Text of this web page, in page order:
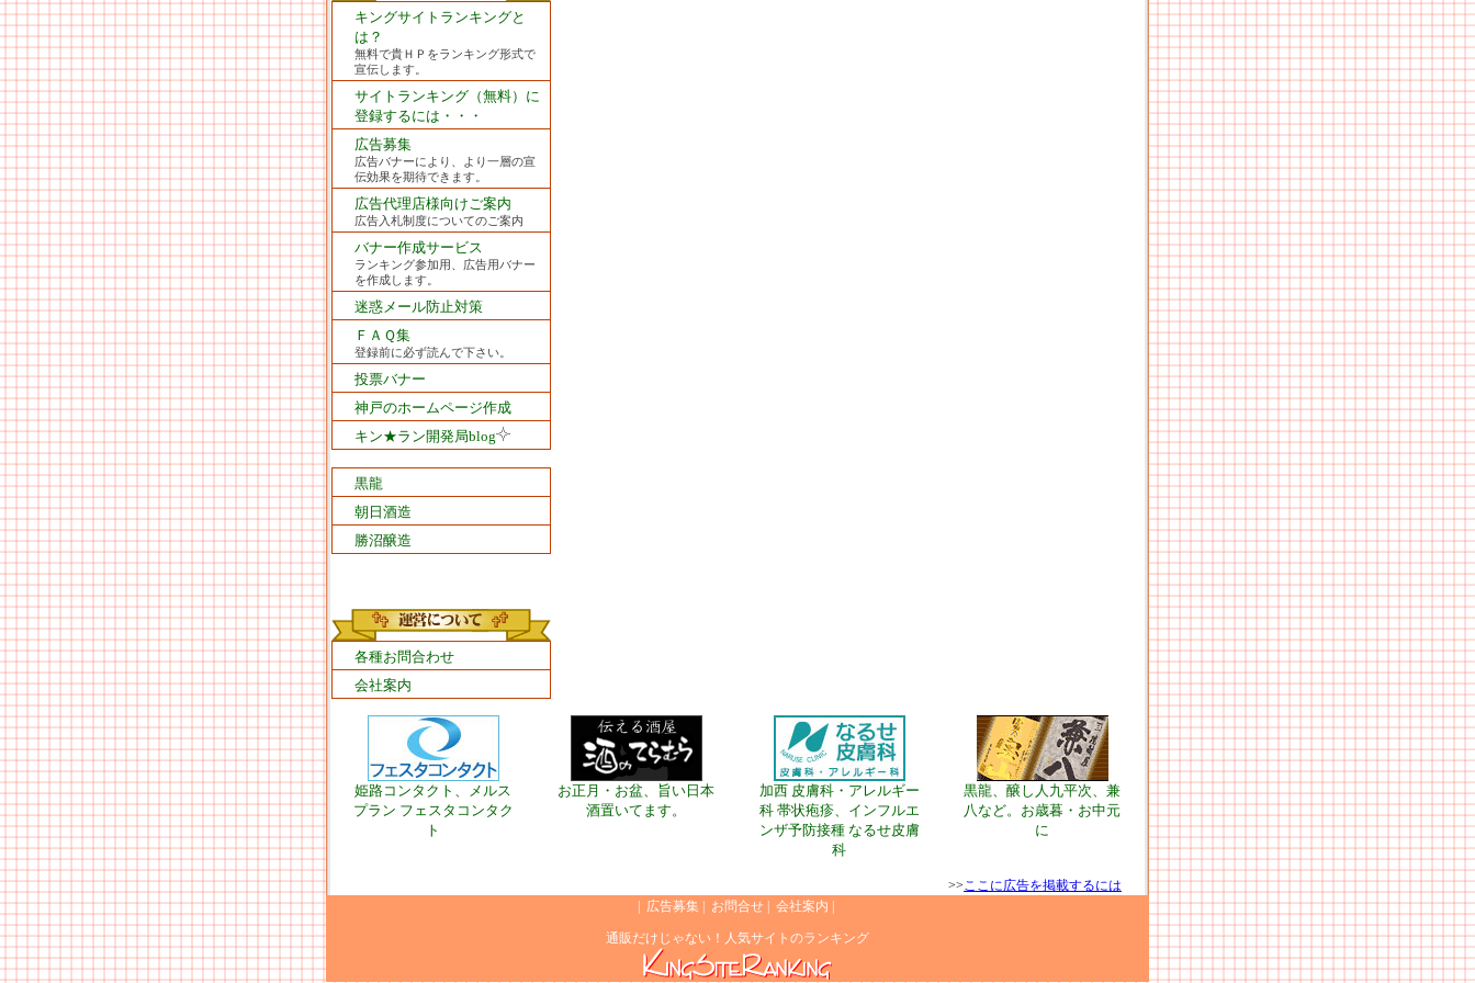
キングサイトランキングと
は？
無料で貴ＨＰをランキング形式で
宣伝します。
サイトランキング（無料）に
登録するには・・・
広告募集
広告バナーにより、より一層の宣
伝効果を期待できます。
広告代理店様向けご案内
広告入札制度についてのご案内
バナー作成サービス
ランキング参加用、広告用バナー
を作成します。
迷惑メール防止対策
ＦＡＱ集
登録前に必ず読んで下さい。
投票バナー
神戸のホームページ作成
キン★ラン開発局blog
黒龍
朝日酒造
勝沼醸造
各種お問合わせ
会社案内
姫路コンタクト、メルス
プラン フェスタコンタク
ト
お正月・お盆、旨い日本
酒置いてます。
加西 皮膚科・アレルギー
科 帯状疱疹、インフルエ
ンザ予防接種 なるせ皮膚
科
黒龍、醸し人九平次、兼
八など。お歳暮・お中元
に
>>ここに広告を掲載するには
広告募集| お問合せ| 会社案内
通販だけじゃない！人気サイトのランキング